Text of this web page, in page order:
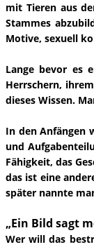
mit Tieren aus
Stammes
Motive, sexuell
Lange bevor es
Herrschern,
dieses Wissen.
In den Anfängen
und
Fähigkeit, das
das ist eine
später nannte
„Ein Bild sagt
Wer will das